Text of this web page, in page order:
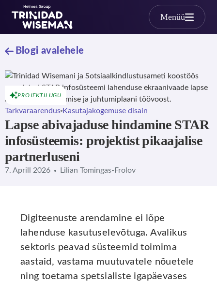
Skip to main content
Menüü
Blogi avalehele
PROJEKTILUGU
Tarkvaraarendus Kasutajakogemuse disain
Lapse abivajaduse hindamine STAR
infosüsteemis: projektist pikaajalise
partnerluseni
7. Aprill 2026 Lilian Tomingas-Frolov
Digiteenuste arendamine ei lõpe
lahenduse kasutuselevõtuga. Avalikus
sektoris peavad süsteemid toimima
aastaid, vastama muutuvatele nõuetele
ning toetama spetsialiste igapäevases